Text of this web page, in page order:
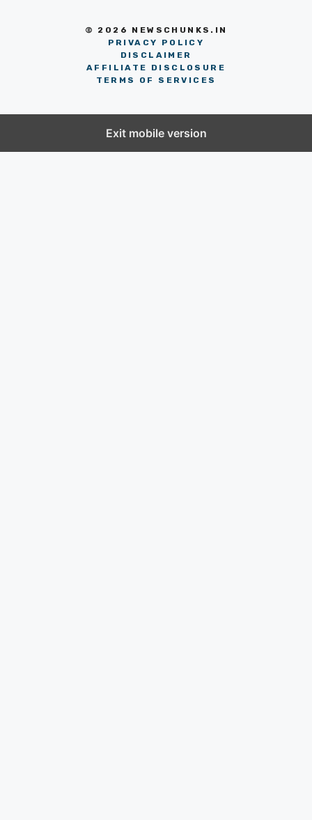
© 2026 NEWSCHUNKS.IN
PRIVACY POLICY
DISCLAIMER
AFFILIATE DISCLOSURE
TERMS OF SERVICES
Exit mobile version